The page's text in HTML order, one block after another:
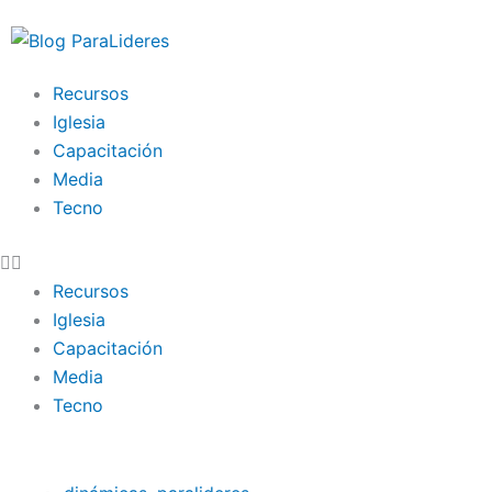
al
Recursos
Iglesia
Capacitación
Media
Tecno
Recursos
Iglesia
Capacitación
Media
Tecno